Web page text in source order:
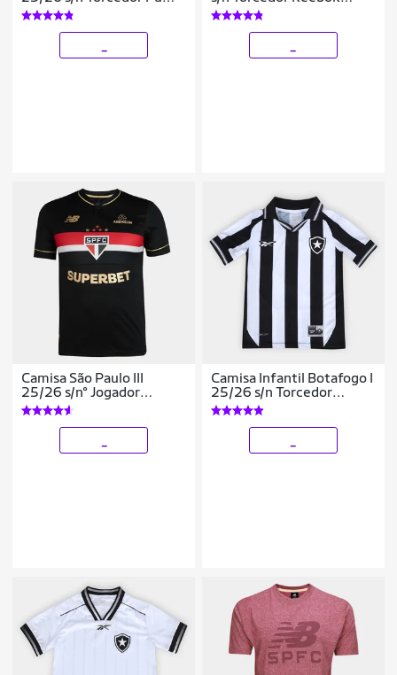
Masculina
Feminina
Camisa São Paulo III
25/26 s/n° Jogador
Comemorativa New
Balance Masculina
Camisa Infantil Botafogo I
25/26 s/n Torcedor
Reebok